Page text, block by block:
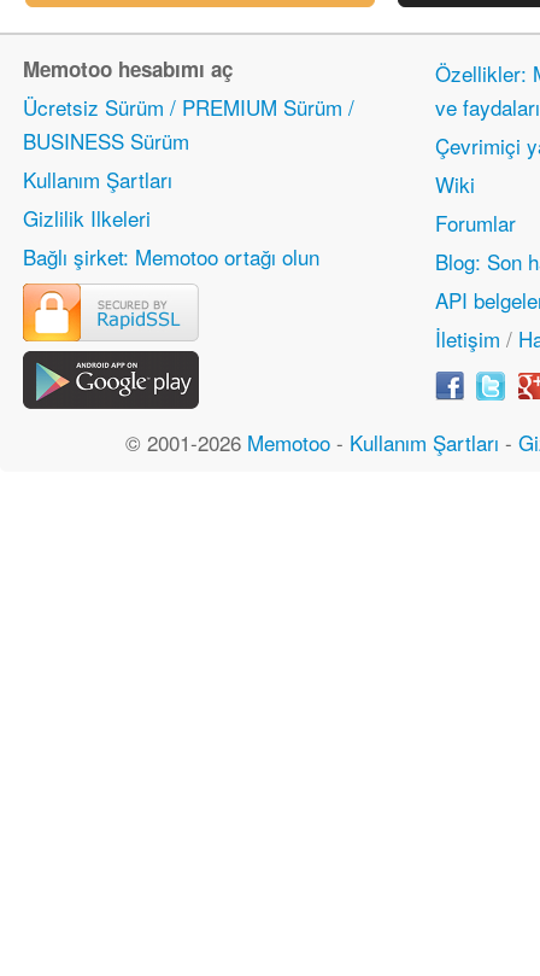
Memotoo hesabımı aç
Ücretsiz Sürüm / PREMIUM Sürüm /
BUSINESS Sürüm
Kullanım Şartları
Gizlilik Ilkeleri
Bağlı şirket: Memotoo ortağı olun
Özellikler:
ve faydaları
Çevrimiçi
Wiki
Forumlar
Blog: Son
API
İletişim /
© 2001-2026 Memotoo - Kullanım Şartları -